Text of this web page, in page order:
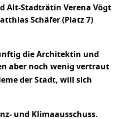
Alt-Stadträtin Verena Vögt
Schäfer (Platz 7)
die Architektin und
aber noch wenig vertraut
der Stadt, will sich
und Klimaausschuss.